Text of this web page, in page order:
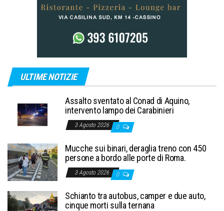
ULTIME NOTIZIE
Assalto sventato al Conad di Aquino,
intervento lampo dei Carabinieri
3 Agosto 2026 0
Mucche sui binari, deraglia treno con 450
persone a bordo alle porte di Roma.
3 Agosto 2026 0
Schianto tra autobus, camper e due auto,
cinque morti sulla ternana